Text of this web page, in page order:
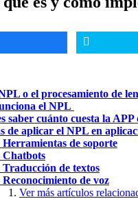
o el procesamiento de
el NPL
saber cuánto cuesta la APP
de aplicar el NPL en
Herramientas de soporte
Chatbots
Traducción de textos
Reconocimiento de voz
Ver más artículos